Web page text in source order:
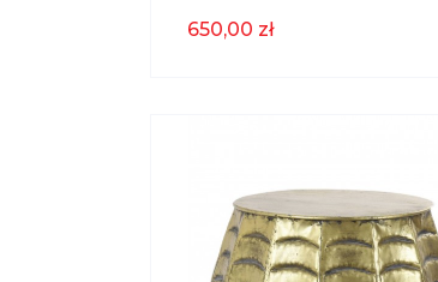
& Living
650,00 zł